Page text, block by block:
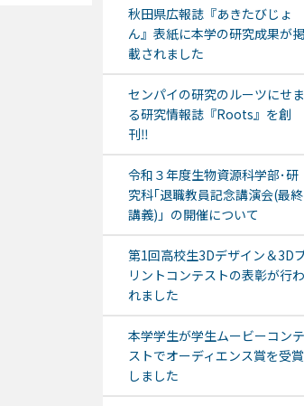
秋田県広報誌『あきたびじょ
ん』表紙に本学の研究成果が掲
載されました
センパイの研究のルーツにせま
る研究情報誌『Roots』を創
刊‼
令和３年度生物資源科学部･研
究科｢退職教員記念講演会(最終
講義)」の開催について
第1回高校生3Dデザイン＆3D
リントコンテストの表彰が行わ
れました
本学学生が学生ムービーコンテ
ストでオーディエンス賞を受賞
しました